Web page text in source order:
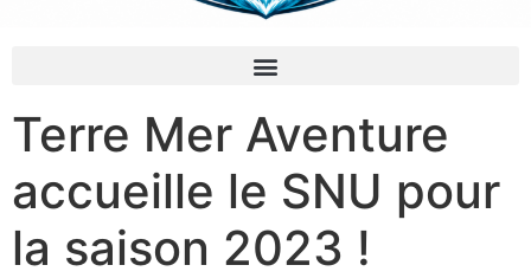
Terre Mer Aventure
accueille le SNU pour
la saison 2023 !